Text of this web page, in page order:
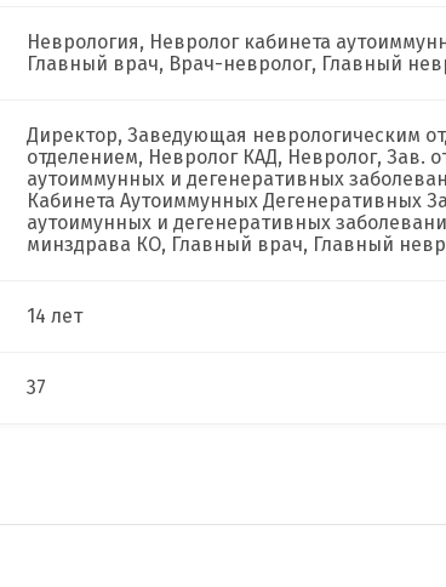
Неврология, Невролог кабинета
Главный врач, Врач-невролог, Главный
Директор, Заведующая неврологическим
отделением, Невролог КАД, Невролог, Зав.
аутоиммунных и дегенеративных
Кабинета Аутоиммунных Дегенеративных
аутоимунных и дегенеративных
минздрава КО, Главный врач, Главный
14 лет
37